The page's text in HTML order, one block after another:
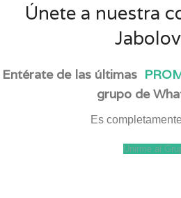
Únete a nuestra
Entérate de las últimas
grupo de
Es
Unirme al